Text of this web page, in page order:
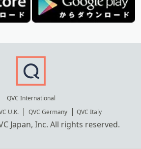
QVC International
U.K. QVC Germany QVC Italy
Japan, Inc. All rights reserved.